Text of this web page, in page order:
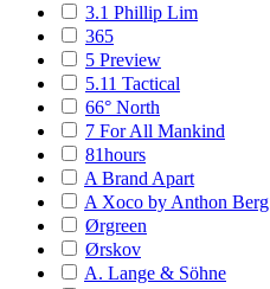
3.1 Phillip Lim
365
5 Preview
5.11 Tactical
66° North
7 For All Mankind
81hours
A Brand Apart
A Xoco by Anthon Berg
Ørgreen
Ørskov
A. Lange & Söhne